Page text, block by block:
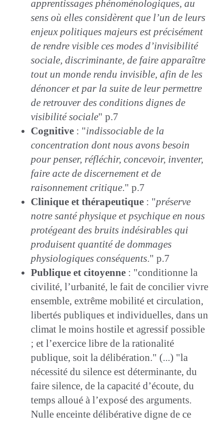
apprentissages phénoménologiques, au
sens où elles considèrent que l’un de leurs
enjeux politiques majeurs est précisément
de rendre visible ces modes d’invisibilité
sociale, discriminante, de faire apparaître
tout un monde rendu invisible, afin de les
dénoncer et par la suite de leur permettre
de retrouver des conditions dignes de
visibilité sociale" p.7
Cognitive : "indissociable de la
concentration dont nous avons besoin
pour penser, réfléchir, concevoir, inventer,
faire acte de discernement et de
raisonnement critique." p.7
Clinique et thérapeutique : "préserve
notre santé physique et psychique en nous
protégeant des bruits indésirables qui
produisent quantité de dommages
physiologiques conséquents." p.7
Publique et citoyenne : "conditionne la
civilité, l’urbanité, le fait de concilier vivre
ensemble, extrême mobilité et circulation,
libertés publiques et individuelles, dans un
climat le moins hostile et agressif possible
; et l’exercice libre de la rationalité
publique, soit la délibération." (...) "la
nécessité du silence est déterminante, du
faire silence, de la capacité d’écoute, du
temps alloué à l’exposé des arguments.
Nulle enceinte délibérative digne de ce